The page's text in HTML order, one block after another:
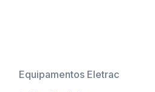
Equipamentos Eletrac